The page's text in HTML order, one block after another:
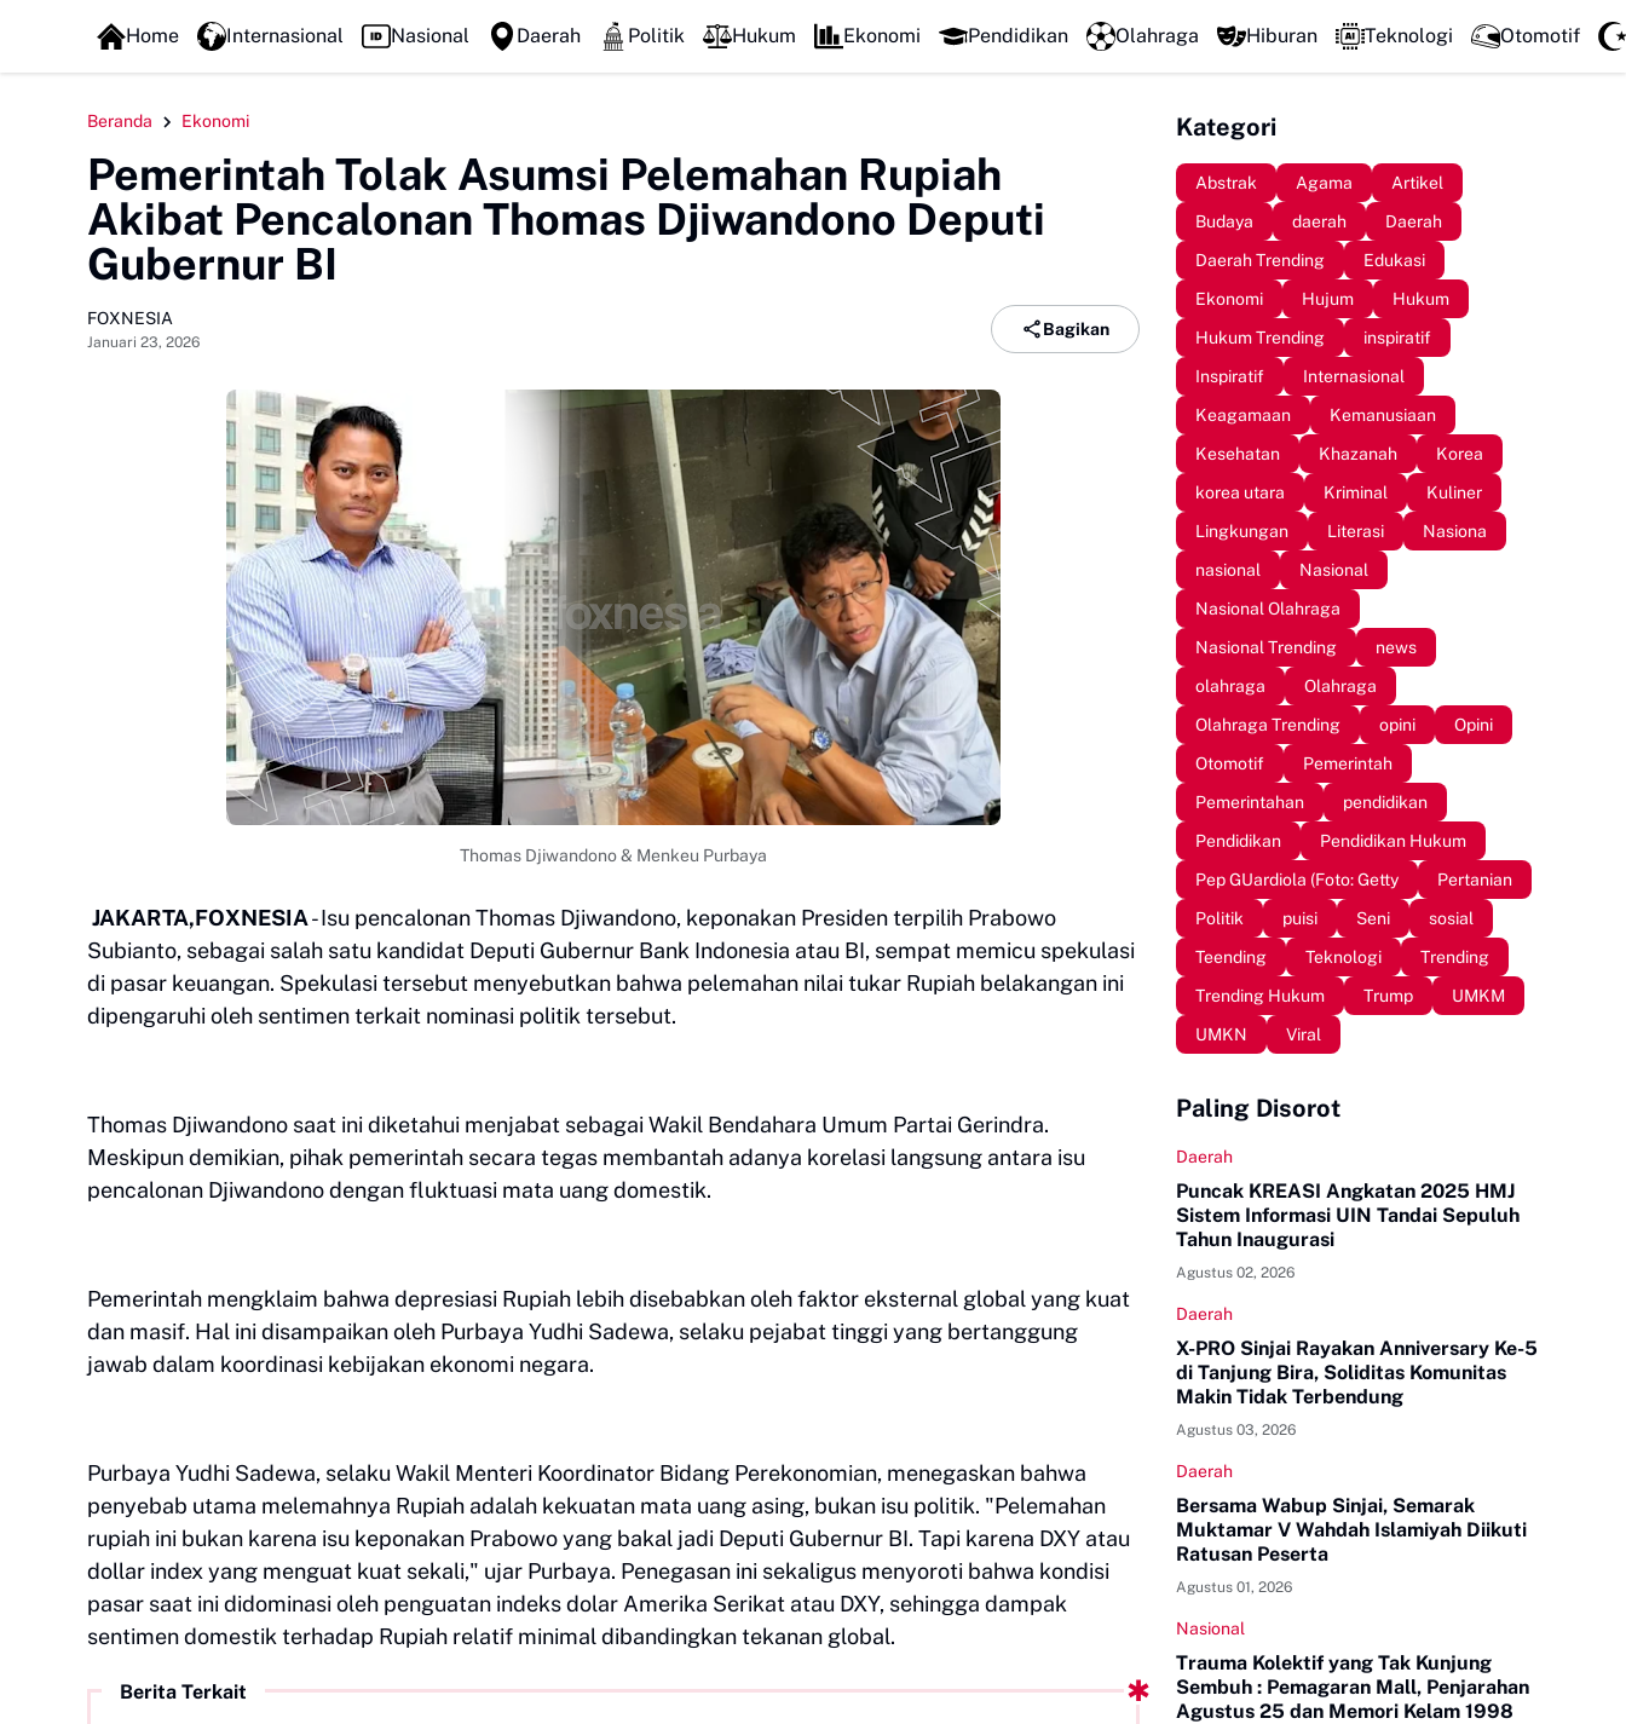
FOXLINE NEWS Perkuat Kolaborasi Pengembangan Pariwisata
Home Internasional Nasional Daerah Politik Hukum Ekonomi Pendidikan Olahraga Hiburan Teknologi Otomotif
Beranda Ekonomi
Pemerintah Tolak Asumsi Pelemahan Rupiah
Akibat Pencalonan Thomas Djiwandono Deputi
Gubernur BI
FOXNESIA
Januari 23, 2026
Bagikan
Thomas Djiwandono & Menkeu Purbaya
JAKARTA,FOXNESIA- Isu pencalonan Thomas Djiwandono, keponakan Presiden terpilih Prabowo
Subianto, sebagai salah satu kandidat Deputi Gubernur Bank Indonesia atau BI, sempat memicu spekulasi
di pasar keuangan. Spekulasi tersebut menyebutkan bahwa pelemahan nilai tukar Rupiah belakangan ini
dipengaruhi oleh sentimen terkait nominasi politik tersebut.
Thomas Djiwandono saat ini diketahui menjabat sebagai Wakil Bendahara Umum Partai Gerindra.
Meskipun demikian, pihak pemerintah secara tegas membantah adanya korelasi langsung antara isu
pencalonan Djiwandono dengan fluktuasi mata uang domestik.
Pemerintah mengklaim bahwa depresiasi Rupiah lebih disebabkan oleh faktor eksternal global yang kuat
dan masif. Hal ini disampaikan oleh Purbaya Yudhi Sadewa, selaku pejabat tinggi yang bertanggung
jawab dalam koordinasi kebijakan ekonomi negara.
Purbaya Yudhi Sadewa, selaku Wakil Menteri Koordinator Bidang Perekonomian, menegaskan bahwa
penyebab utama melemahnya Rupiah adalah kekuatan mata uang asing, bukan isu politik. "Pelemahan
rupiah ini bukan karena isu keponakan Prabowo yang bakal jadi Deputi Gubernur BI. Tapi karena DXY atau
dollar index yang menguat kuat sekali," ujar Purbaya. Penegasan ini sekaligus menyoroti bahwa kondisi
pasar saat ini didominasi oleh penguatan indeks dolar Amerika Serikat atau DXY, sehingga dampak
sentimen domestik terhadap Rupiah relatif minimal dibandingkan tekanan global.
Berita Terkait
Kategori
Abstrak Agama
Artikel
Budaya
daerah
Daerah
Daerah Trending
Edukasi
Ekonomi
Hujum
Hukum
Hukum Trending
inspiratif
Inspiratif
Internasional
Keagamaan
Kemanusiaan
Kesehatan
Khazanah
Korea
korea utara
Kriminal
Kuliner
Lingkungan
Literasi
Nasiona
nasional
Nasional
Nasional Olahraga
Nasional Trending
news
olahraga
Olahraga
Olahraga Trending
opini
Opini
Otomotif
Pemerintah
Pemerintahan
pendidikan
Pendidikan
Pendidikan Hukum
Pep GUardiola (Foto: Getty
Pertanian
Politik
puisi Seni
sosial
Teending
Teknologi
Trending
Trending Hukum
Trump
UMKM
UMKN
Viral
Paling Disorot
Daerah
Puncak KREASI Angkatan 2025 HMJ
Sistem Informasi UIN Tandai Sepuluh
Tahun Inaugurasi
Agustus 02, 2026
Daerah
X-PRO Sinjai Rayakan Anniversary Ke-5
di Tanjung Bira, Soliditas Komunitas
Makin Tidak Terbendung
Agustus 03, 2026
Daerah
Bersama Wabup Sinjai, Semarak
Muktamar V Wahdah Islamiyah Diikuti
Ratusan Peserta
Agustus 01, 2026
Nasional
Trauma Kolektif yang Tak Kunjung
Sembuh : Pemagaran Mall, Penjarahan
Agustus 25 dan Memori Kelam 1998